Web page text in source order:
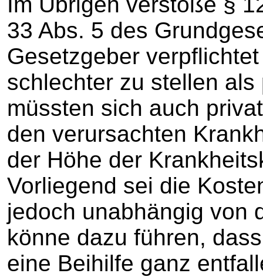
33 Abs. 5 des
Gesetzgeber
schlechter zu stellen
müssten sich auch
den verursachten
der Höhe der
Vorliegend sei die
jedoch unabhängig von
könne dazu führen,
eine Beihilfe ganz